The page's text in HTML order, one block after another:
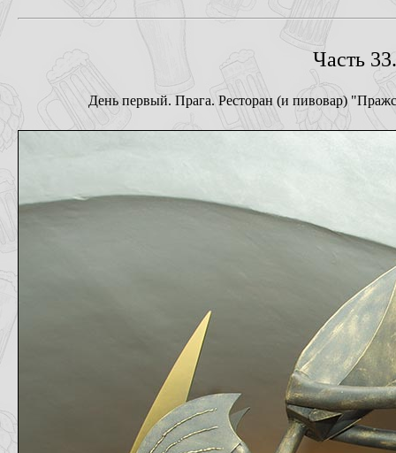
Часть
День первый. Прага. Ресторан (и пивовар)